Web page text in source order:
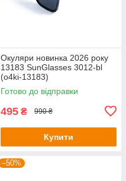
Окуляри новинка 2026 року
13183 SunGlasses 3012-bl
(o4ki-13183)
Готово до відправки
495 ₴ 990 ₴
Купити
–50%